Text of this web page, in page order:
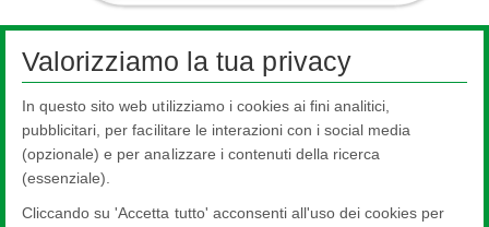
Pilkington Activ™ , la gamma
Valorizziamo la tua privacy
In questo sito web utilizziamo i cookies ai fini analitici,
pubblicitari, per facilitare le interazioni con i social media
(opzionale) e per analizzare i contenuti della ricerca
(essenziale).
Cliccando su 'Accetta tutto' acconsenti all'uso dei cookies per